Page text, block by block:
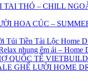
TAI THỎ – CHILL
HOA CÚC –
Túi Tiền Tài Lộc Home
nhung êm ái – Home
QUỐC TẾ
GHẾ LƯỜI HOME